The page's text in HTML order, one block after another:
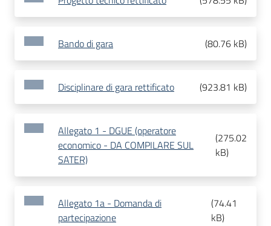
Bando di gara (80.76 kB)
Disciplinare di gara rettificato (923.81 kB)
Allegato 1 - DGUE (operatore
economico - DA COMPILARE SUL
SATER)
(275.02
kB)
Allegato 1a - Domanda di
partecipazione
(74.41
kB)